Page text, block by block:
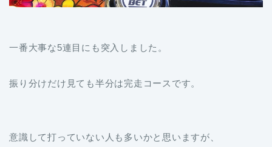
一番大事な5連目にも突入しました。
振り分けだけ見ても半分は完走コースです。
意識して打っていない人も多いかと思いますが、